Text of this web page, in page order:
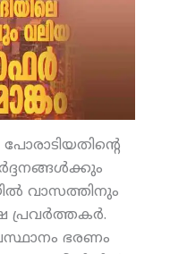
വാസത്തിനും
ഭരണം